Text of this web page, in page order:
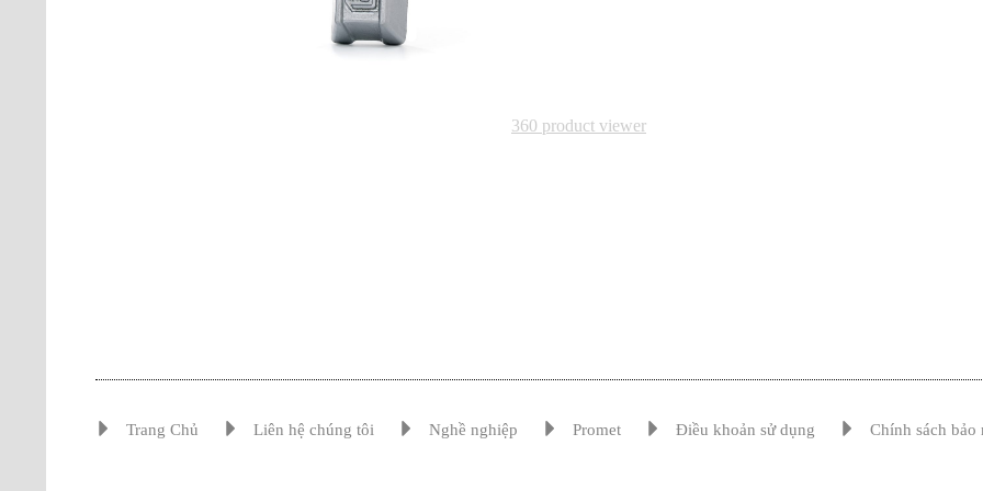
Trang Chủ Liên hệ chúng tôi Nghề nghiệp Promet Điều khoản sử dụng Chính sách bảo